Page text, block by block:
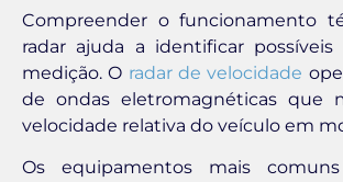
Compreender o funcionamento
radar ajuda a identificar possíveis
medição. O radar de velocidade
de ondas eletromagnéticas que
velocidade relativa do veículo em
Os equipamentos mais